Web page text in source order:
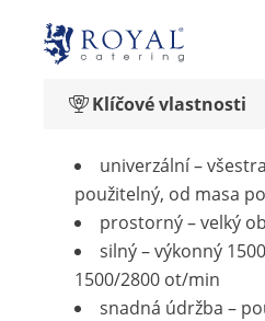
Klíčové vlastnosti
univerzální –
použitelný, od masa
prostorný – velký
silný – výkonný
1500/2800 ot/min
snadná údržba –